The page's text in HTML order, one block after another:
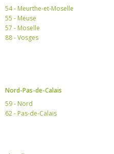
54 - Meurthe-et-Moselle
55 - Meuse
57 - Moselle
88 - Vosges
Nord-Pas-de-Calais
59 - Nord
62 - Pas-de-Calais